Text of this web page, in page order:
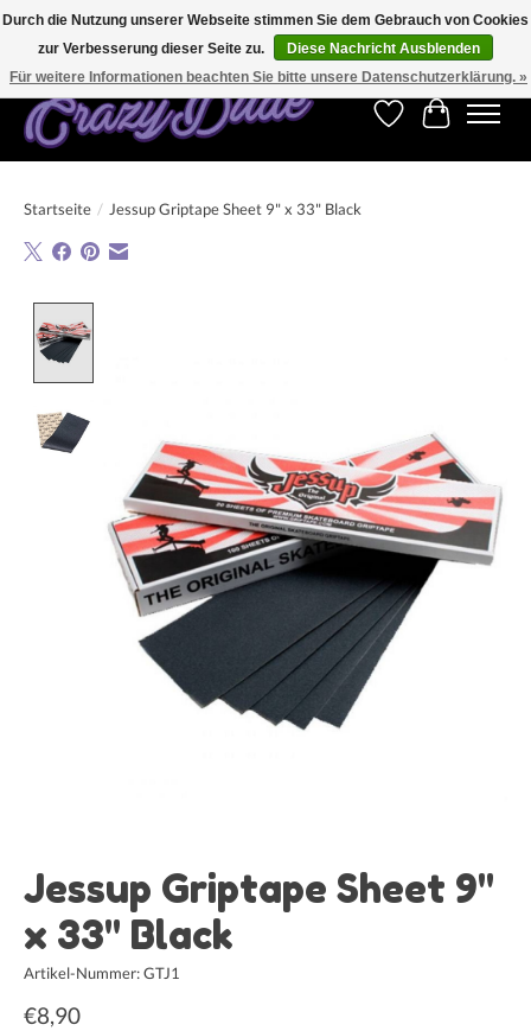
Kostenfreier Versand für Bestellungen ab 250 €. Weltweite Lieferung!
Wunschzettel
Ihr
Startseite / Jessup Griptape Sheet 9" x 33" Black
Jessup Griptape Sheet 9"
x 33" Black
Artikel-Nummer: GTJ1
€8,90
Durch die Nutzung unserer Webseite stimmen Sie dem Gebrauch von Cookies
zur Verbesserung dieser Seite zu.
Diese Nachricht Ausblenden
Für weitere Informationen beachten Sie bitte unsere Datenschutzerklärung. »